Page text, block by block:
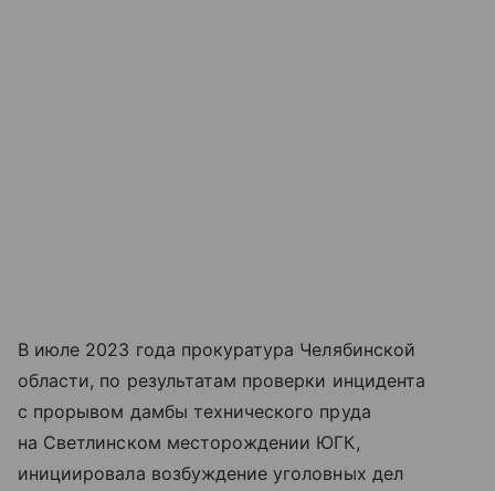
В июле 2023 года прокуратура Челябинской
области, по результатам проверки инцидента
с прорывом дамбы технического пруда
на Светлинском месторождении ЮГК,
инициировала возбуждение уголовных дел